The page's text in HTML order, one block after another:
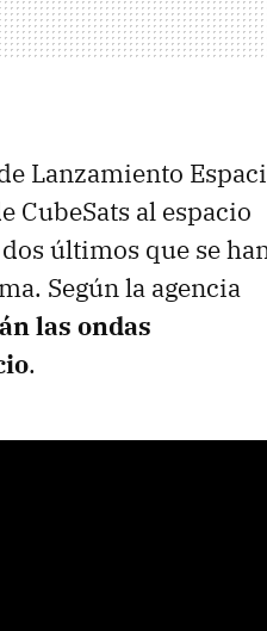
Lanzamiento
CubeSats al espacio
últimos que se
Según la agencia
las ondas
.